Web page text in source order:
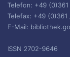
Telefon: +49
Telefax: +49 (0)361
E-Mail:
ISSN 2702-9646